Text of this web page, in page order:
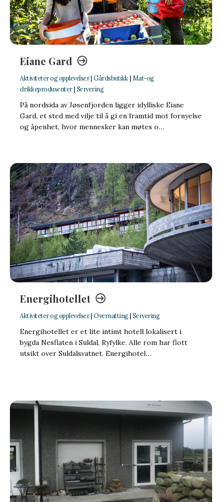
Eiane Gard
Aktiviteter og opplevelser| Gårdsbutikk| Mat-og
drikkeprodusenter| Servering
På nordsida av Jøsenfjorden ligger idylliske Eiane
Gard, et sted med vilje til å gi en framtid mot fornyelse
og åpenhet, hvor mennesker kan møtes o…
Energihotellet
Aktiviteter og opplevelser| Overnatting| Servering
Energihotellet er et lite intimt hotell lokalisert i
bygda Nesflaten i Suldal, Ryfylke. Alle rom har flott
utsikt over Suldalsvatnet. Energihotel…